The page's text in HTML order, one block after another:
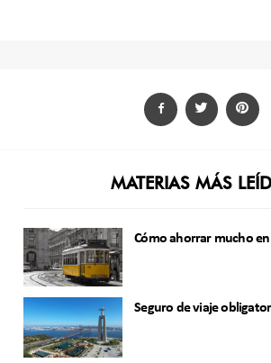
MATERIAS MÁS
Cómo ahorrar mucho en
Seguro de viaje